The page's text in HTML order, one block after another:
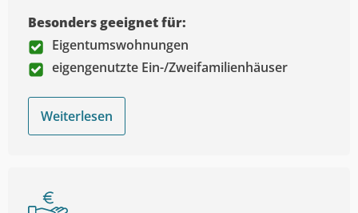
Besonders geeignet für:
Eigentumswohnungen
eigengenutzte Ein-/Zweifamilienhäuser
Weiterlesen